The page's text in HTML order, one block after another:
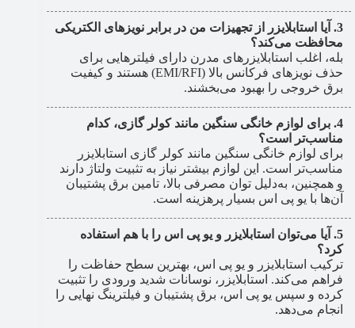
آیا استابلایزر از تجهیزات من در برابر نویزهای الکتریکی
محافظت می‌کند؟
بله، اغلب استابلایزرهای مدرن دارای فیلترهایی برای
حذف نویزهای فرکانس بالا (EMI/RFI) هستند و کیفیت
برق خروجی را بهبود می‌بخشند.
برای لوازم خانگی سنگین مانند کولر گازی، کدام
مناسب‌تر است؟
برای لوازم خانگی سنگین مانند کولر گازی استابلایزر
مناسب‌تر است. این لوازم بیشتر نیاز به تثبیت ولتاژ دارند
و همچنین، به‌دلیل توان مصرفی بالا، تامین برق پشتیبان
آن‌ها با یو پی اس بسیار پرهزینه است.
آیا می‌توان استابلایزر و یو پی اس را با هم استفاده
کرد؟
ترکیب استابلایزر و یو پی اس، بهترین سطح حفاظت را
فراهم می‌کند. استابلایزر، نوسانات شدید ورودی را تثبیت
کرده و سپس یو پی اس، برق پشتیبان و فیلترینگ نهایی را
انجام می‌دهد.